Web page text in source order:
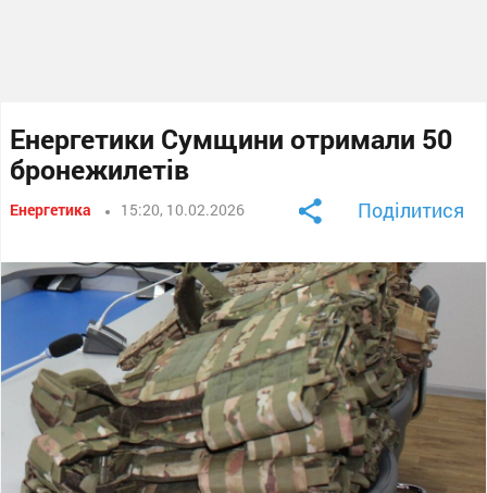
Енергетики Сумщини отримали 50
бронежилетів
Енергетика 15:20, 10.02.2026 Поділитися